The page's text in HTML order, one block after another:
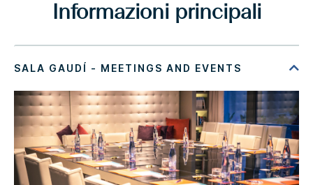
Informazioni principali